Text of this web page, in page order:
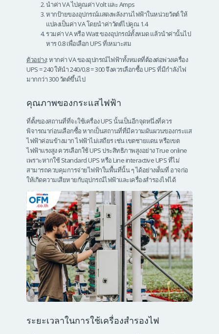
นำค่า VA ไปคูณค่า Volt และ Amps
หากป้ายของอุปกรณ์แสดงพลังงานไฟฟ้าในหน่วยวัตต์ ให้
แปลงเป็นค่า VA โดยนำค่าวัตต์ไปคูณ 1.4
รวมค่า VA หรือ Watt ของอุปกรณ์ทั้งหมด แล้วนำค่านั้นไป
หาร 0.8 เพื่อเลือก UPS ที่เหมาะสม
ตัวอย่าง: หากค่า VA ของอุปกรณ์ไฟฟ้าทั้งหมดที่ต้องต่อพ่วงเครื่อง
UPS = 240 ให้นำ 240/0.8 = 300 จึงควรเลือกซื้อ UPS ที่มีกำลังไฟ
มากกว่า 300 วัตต์ขึ้นไป
คุณภาพของกระแสไฟฟ้า
ที่ตั้งของสถานที่ที่จะใช้เครื่อง UPS นั้นเป็นอีกจุดหนึ่งที่ควร
พิจารณาก่อนเลือกซื้อ หากเป็นสถานที่ที่มีความผันผวนของกระแส
ไฟฟ้าค่อนข้างมาก ไฟฟ้าไม่เสถียร เช่น เขตชายแดน หรือเขต
ไฟฟ้าแรงสูง ควรเลือกใช้ UPS ประสิทธิภาพสูงอย่าง True online
เพราะหากใช้ Standard UPS หรือ Line interactive UPS ที่ไม่
สามารถควบคุมการจ่ายไฟฟ้าในพื้นที่นั้น ๆ ได้อย่างเต็มที่ อาจก่อ
ให้เกิดความเสียหายกับอุปกรณ์ไฟฟ้าและเครื่องสำรองไฟได้
ระยะเวลาในการใช้เครื่องสำรองไฟ